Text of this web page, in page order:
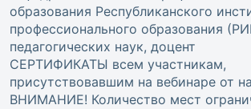
образования Республиканского
профессионального образования
педагогических наук, доцент
СЕРТИФИКАТЫ всем участникам,
присутствовавшим на вебинаре от
ВНИМАНИЕ! Количество мест